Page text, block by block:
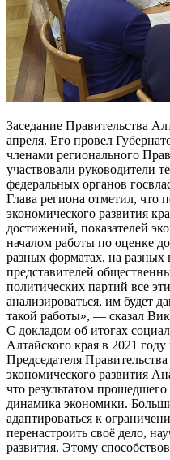
Заседание Правительства
апреля. Его провел
членами регионального
участвовали руководители
федеральных органов
Глава региона отметил, что
экономического развития
достижений, показателей
началом работы по оценке
разных форматах, на разных
представителей
политических партий все
анализироваться, им будет
такой работы», — сказал
С докладом об итогах
Алтайского края в 2021
Председателя
экономического развития
что результатом
динамика экономики.
адаптироваться к
перенастроить своё дело,
развития. Этому